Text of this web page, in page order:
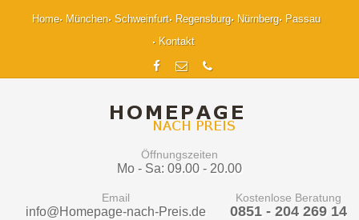
Home München Schweinfurt Regensburg Nürnberg
Passau
Kontakt
Öffnungszeiten
Mo - Sa: 09.00 - 20.00
Email
info@Homepage-nach-Preis.de
Kostenlose Beratung
0851 - 204 269 14